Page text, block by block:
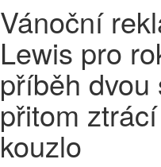
Vánoční
Lewis pro
příběh dvou
přitom
kouzlo